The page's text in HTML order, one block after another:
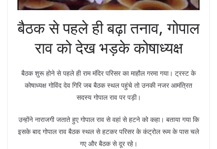
बैठक से पहले ही बढ़ा तनाव, गोपाल
राव को देख भड़के कोषाध्यक्ष
बैठक शुरू होने से पहले ही राम मंदिर परिसर का माहौल गरमा गया। ट्रस्ट के
कोषाध्यक्ष गोविंद देव गिरि जब बैठक स्थल पहुंचे तो उनकी नजर आमंत्रित
सदस्य गोपाल राव पर पड़ी।
उन्होंने नाराजगी जताते हुए गोपाल राव से वहां से हटने को कहा। बताया गया कि
इसके बाद गोपाल राव बैठक स्थल से हटकर परिसर के कंट्रोल रूम के पास चले
गए और बैठक से दूर रहे।